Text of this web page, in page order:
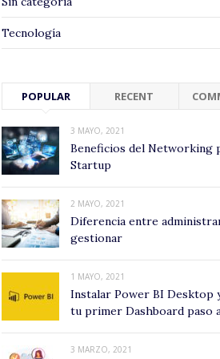
Tecnología
POPULAR RECENT
3 MAYO, 2021
Beneficios del Networking
Startup
2 MAYO, 2021
Diferencia entre
gestionar
1 MAYO, 2021
Instalar Power BI Desktop
tu primer Dashboard paso
3 MARZO, 2021